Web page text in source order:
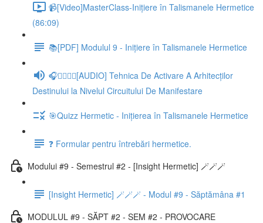
📹[Video]MasterClass-Inițiere în Talismanele Hermetice
(86:09)
📚[PDF] Modulul 9 - Inițiere în Talismanele Hermetice
🎧🧘‍♂️🧘‍♀️[AUDIO] Tehnica De Activare A Arhitecților
Destinului la Nivelul Circuitului De Manifestare
🎯Quizz Hermetic - Inițierea în Talismanele Hermetice
❓ Formular pentru întrebări hermetice.
Modului #9 - Semestrul #2 - [Insight Hermetic] 🪄🪄🪄
[Insight Hermetic] 🪄🪄🪄 - Modul #9 - Săptămâna #1
MODULUL #9 - SĂPT #2 - SEM #2 - PROVOCARE